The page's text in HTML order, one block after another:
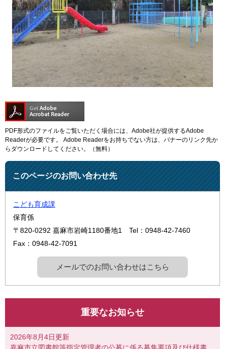
PDF形式のファイルをご覧いただく場合には、Adobe社が提供するAdobe
Readerが必要です。
Adobe Readerをお持ちでない方は、バナーのリンク先か
らダウンロードしてください。（無料）
このページのお問い合わせ先
こども育成課
保育係
〒820-0292 嘉麻市岩崎1180番地1
Tel：0948-42-7460
Fax：0948-42-7091
メールでのお問い合わせはこちら
重要なお知らせ
2026年8月4日更新